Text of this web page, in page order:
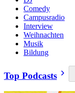
Comedy
Campusradio
Interview
Weihnachten
Musik
Bildung
Top Podcasts